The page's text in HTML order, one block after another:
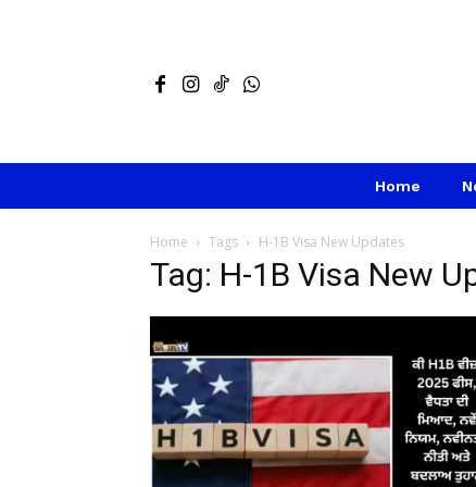
Home
Home Tags H-1B Visa New Updates
Tag: H-1B Visa New